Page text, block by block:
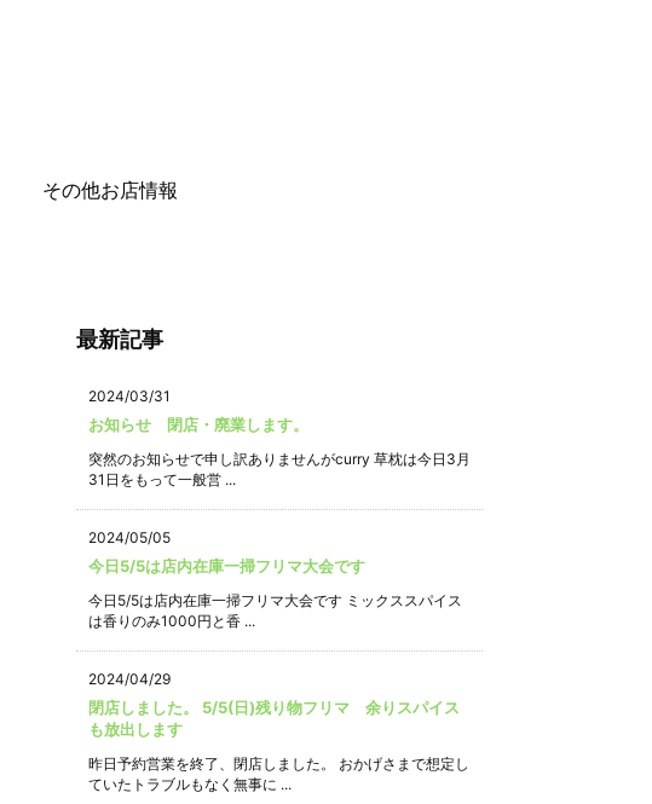
その他お店情報
最新記事
2024/03/31
お知らせ 閉店・廃業します。
突然のお知らせで申し訳ありませんがcurry 草枕は今日3月
31日をもって一般営 ...
2024/05/05
今日5/5は店内在庫一掃フリマ大会です
今日5/5は店内在庫一掃フリマ大会です ミックススパイス
は香りのみ1000円と香 ...
2024/04/29
閉店しました。 5/5(日)残り物フリマ 余りスパイス
も放出します
昨日予約営業を終了、閉店しました。 おかげさまで想定し
ていたトラブルもなく無事に ...